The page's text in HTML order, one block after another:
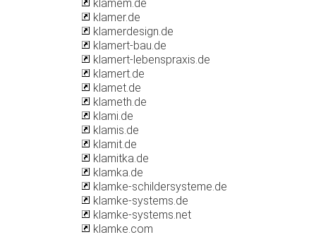
klamem.de
klamer.de
klamerdesign.de
klamert-bau.de
klamert-lebenspraxis.de
klamert.de
klamet.de
klameth.de
klami.de
klamis.de
klamit.de
klamitka.de
klamka.de
klamke-schildersysteme.de
klamke-systems.de
klamke-systems.net
klamke.com